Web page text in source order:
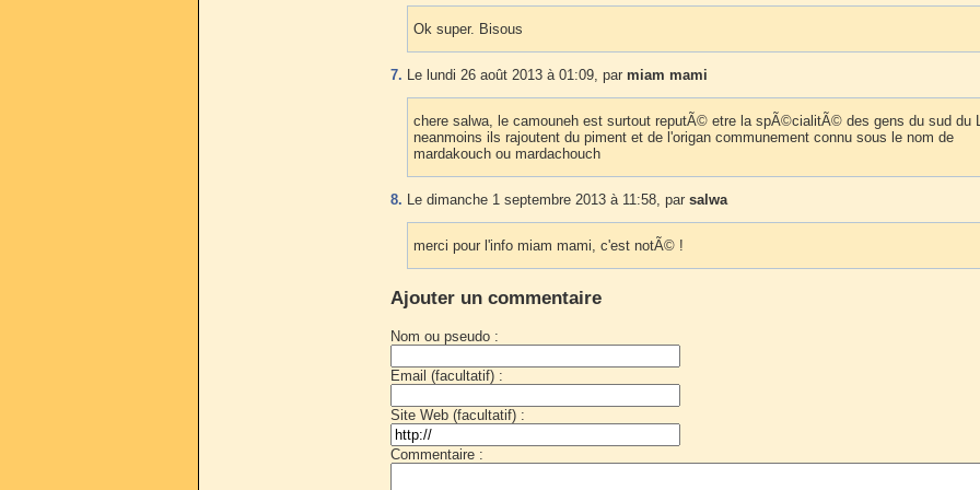
Ok super. Bisous
7. Le lundi 26 août 2013 à 01:09, par miam mami
chere salwa, le camouneh est surtout reputÃ© etre la spÃ©cialitÃ© des gens du sud du
neanmoins ils rajoutent du piment et de l'origan communement connu sous le nom de
mardakouch ou mardachouch
8. Le dimanche 1 septembre 2013 à 11:58, par salwa
merci pour l'info miam mami, c'est notÃ© !
Ajouter un commentaire
Nom ou pseudo :
Email (facultatif) :
Site Web (facultatif) :
Commentaire :